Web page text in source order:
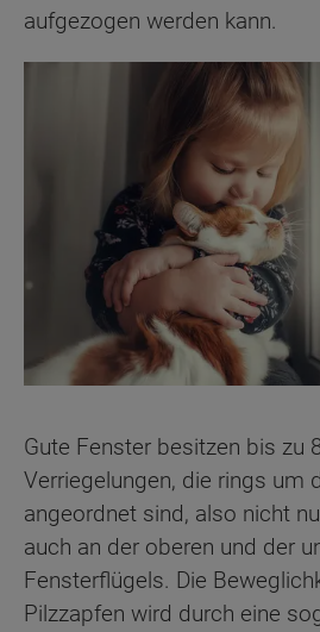
aufgezogen werden kann.
Gute Fenster besitzen bis zu
Verriegelungen, die rings um
angeordnet sind, also nicht
auch an der oberen und der
Fensterflügels. Die
Pilzzapfen wird durch eine